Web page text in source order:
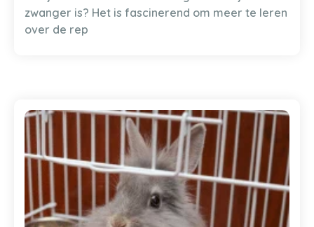
zwanger is? Het is fascinerend om meer te leren
over de rep